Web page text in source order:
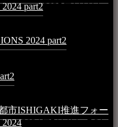
part22025年1月1日 -
2024 part2
市ISHIGAKI推進フォー
2024年5月4日 - 7:21